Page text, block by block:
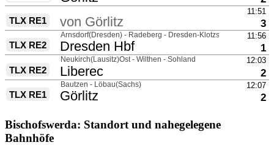
Bischofswerda: Standort und nahegelegene
Bahnhöfe